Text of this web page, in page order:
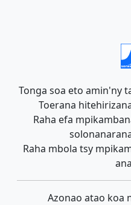
Tonga soa eto amin'ny
Toerana
Raha efa
Raha mbola tsy
Azonao atao koa